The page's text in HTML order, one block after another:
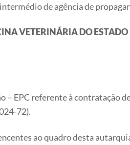
de agência de
VETERINÁRIA DO ESTADO
EPC referente à contratação
72).
ao quadro desta